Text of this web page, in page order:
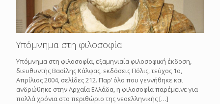
Υπόμνημα στη φιλοσοφία
Υπόμνημα στη φιλοσοφία, εξαμηνιαία φιλοσοφική έκδοση,
διευθυντής Βασίλης Κάλφας, εκδόσεις Πόλις, τεύχος 1ο,
Απρίλιος 2004, σελίδες 212. Παρ’ όλο που γεννήθηκε και
ανδρώθηκε στην Αρχαία Ελλάδα, η φιλοσοφία παρέμεινε για
πολλά χρόνια στο περιθώριο της νεοελληνικής […]